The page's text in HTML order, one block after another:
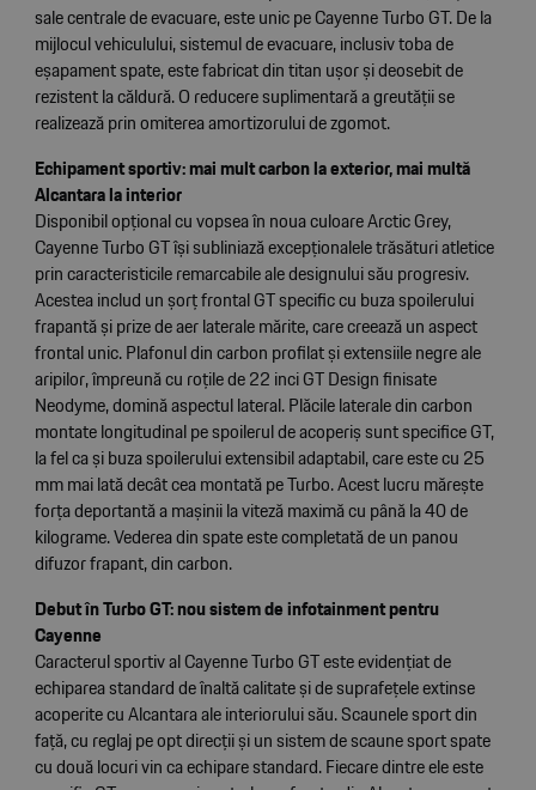
sale centrale de evacuare, este unic pe Cayenne Turbo GT. De la
mijlocul vehiculului, sistemul de evacuare, inclusiv toba de
eșapament spate, este fabricat din titan ușor și deosebit de
rezistent la căldură. O reducere suplimentară a greutății se
realizează prin omiterea amortizorului de zgomot.
Echipament sportiv: mai mult carbon la exterior, mai multă
Alcantara la interior
Disponibil opțional cu vopsea în noua culoare Arctic Grey,
Cayenne Turbo GT își subliniază excepționalele trăsături atletice
prin caracteristicile remarcabile ale designului său progresiv.
Acestea includ un șorț frontal GT specific cu buza spoilerului
frapantă și prize de aer laterale mărite, care creează un aspect
frontal unic. Plafonul din carbon profilat și extensiile negre ale
aripilor, împreună cu roțile de 22 inci GT Design finisate
Neodyme, domină aspectul lateral. Plăcile laterale din carbon
montate longitudinal pe spoilerul de acoperiș sunt specifice GT,
la fel ca și buza spoilerului extensibil adaptabil, care este cu 25
mm mai lată decât cea montată pe Turbo. Acest lucru mărește
forța deportantă a mașinii la viteză maximă cu până la 40 de
kilograme. Vederea din spate este completată de un panou
difuzor frapant, din carbon.
Debut în Turbo GT: nou sistem de infotainment pentru
Cayenne
Caracterul sportiv al Cayenne Turbo GT este evidențiat de
echiparea standard de înaltă calitate și de suprafețele extinse
acoperite cu Alcantara ale interiorului său. Scaunele sport din
față, cu reglaj pe opt direcții și un sistem de scaune sport spate
cu două locuri vin ca echipare standard. Fiecare dintre ele este